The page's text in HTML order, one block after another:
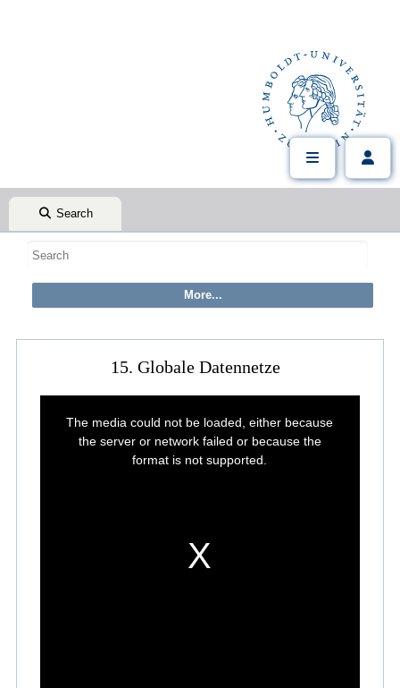
Search
15. Globale Datennetze
The media could not be loaded, either because
the server or network failed or because the
format is not supported.